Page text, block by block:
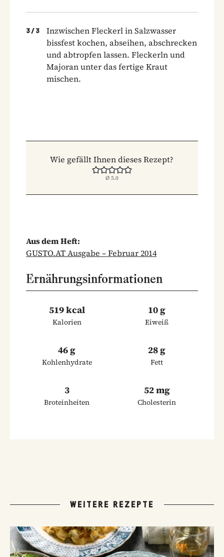
3 / 3
Inzwischen Fleckerl in Salzwasser
bissfest kochen, abseihen, abschrecken
und abtropfen lassen. Fleckerln und
Majoran unter das fertige Kraut
mischen.
Wie gefällt Ihnen dieses Rezept?
Ø 5.0
Aus dem Heft:
GUSTO.AT Ausgabe – Februar 2014
Ernährungsinformationen
519 kcal
Kalorien
10 g
Eiweiß
46 g
Kohlenhydrate
28 g
Fett
3
Broteinheiten
52 mg
Cholesterin
WEITERE REZEPTE